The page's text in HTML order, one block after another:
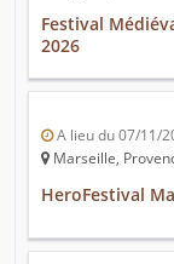
Festival
2026
A lieu du 07/11/
Marseille,
HeroFestival